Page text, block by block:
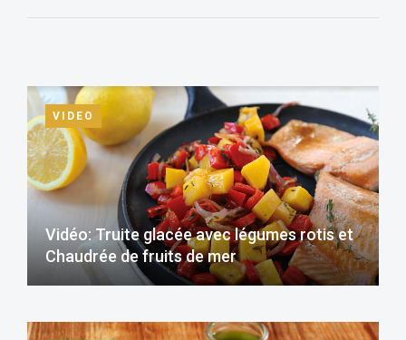
VIDEO
Vidéo: Truite glacée avec légumes rotis et
Chaudrée de fruits de mer